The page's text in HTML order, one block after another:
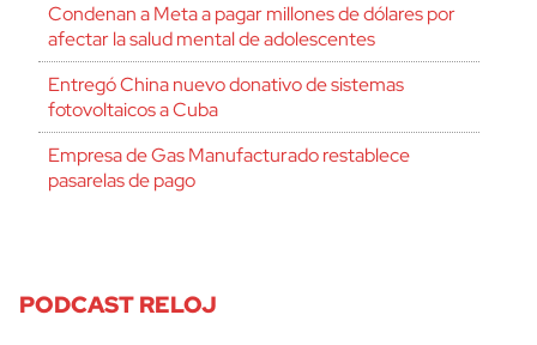
Condenan a Meta a pagar millones de dólares por
afectar la salud mental de adolescentes
Entregó China nuevo donativo de sistemas
fotovoltaicos a Cuba
Empresa de Gas Manufacturado restablece
pasarelas de pago
PODCAST RELOJ